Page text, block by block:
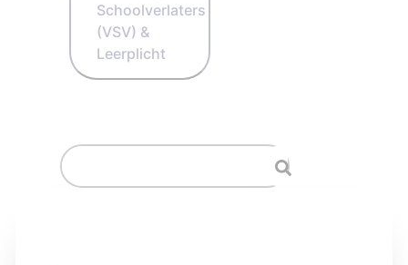
Schoolverlaters
(VSV) &
Leerplicht